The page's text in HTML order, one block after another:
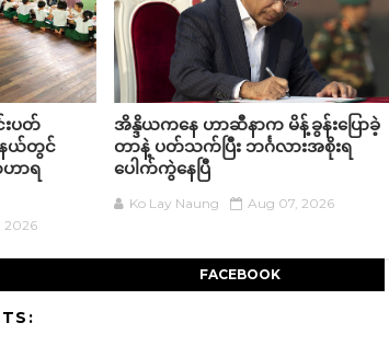
းပတ်
နယ်တွင်
ာရ
2026
အိန္ဒိယကနေ ဟာဆီနာက မိန့်ခွန်းပြောခဲ့
တာနဲ့ ပတ်သက်ပြီး ဘင်္ဂလားအစိုးရ
ပေါက်ကွဲနေပြီ
Ko Lay Naung Aug 07, 2026
FACEBOOK